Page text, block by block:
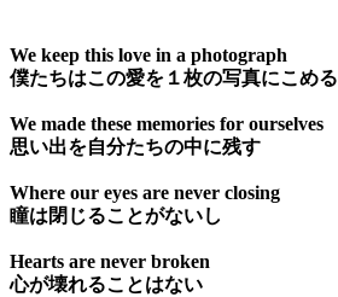
We keep this love in a photograph
僕たちはこの愛を１枚の写真にこめる
We made these memories for ourselves
思い出を自分たちの中に残す
Where our eyes are never closing
瞳は閉じることがないし
Hearts are never broken
心が壊れることはない